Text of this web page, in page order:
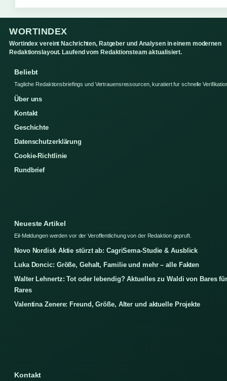
WORTINDEX
Wortindex vereint Nachrichten, Ratgeber und Analysen in einem modernen
Redaktionslayout. Laufend vom Redaktionsteam aktualisiert.
Beliebt
Tagliche Redaktionsbriefings und Vertrauensressourcen, kuratiert fur schnelle
Über uns
Kontakt
Geschichte
Datenschutzerklärung
Cookie-Richtlinie
Rundbrief
Neueste Artikel
Eil-Meldungen werden vor der Veroffentlichung von der Redaktion gepruft.
Novo Nordisk Aktie stürzt ab: CagriSema-Studie & Ausblick
Luka Doncic: Größe, Gehalt, Familie und mehr – alle Fakten
Walter Lehnertz: Tot oder lebendig? Aktuelles zu Waldi von Bares
Rares
Valentina Zenere: Freund, Größe, Alter und aktuelle Projekte
Kontakt